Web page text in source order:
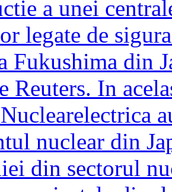
a unei
legate de
Fukushima din
Reuters. In
nuclear din
din sectorul